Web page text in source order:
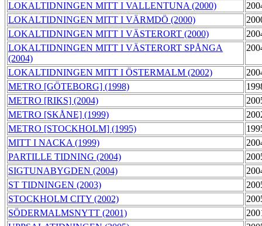
LOKALTIDNINGEN MITT I VALLENTUNA (2000)
LOKALTIDNINGEN MITT I VÄRMDÖ (2000)
LOKALTIDNINGEN MITT I VÄSTERORT (2000)
LOKALTIDNINGEN MITT I VÄSTERORT SPÅNGA
(2004)
LOKALTIDNINGEN MITT I ÖSTERMALM (2002)
METRO [GÖTEBORG] (1998)
METRO [RIKS] (2004)
METRO [SKÅNE] (1999)
METRO [STOCKHOLM] (1995)
MITT I NACKA (1999)
PARTILLE TIDNING (2004)
SIGTUNABYGDEN (2004)
ST TIDNINGEN (2003)
STOCKHOLM CITY (2002)
SÖDERMALMSNYTT (2001)